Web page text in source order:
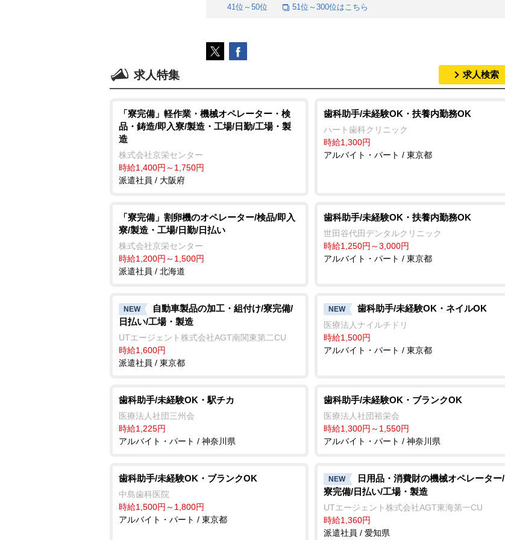
41位～50位
51位～300位はこちら
求人特集 求人検索
「寮完備」軽作業・機械オペレーター・検
品・鋳造/即入寮/製造・工場/日勤/工場・製
造
株式会社京栄センター
時給1,400円～1,750円
派遣社員 / 大阪府
歯科助手/未経験OK・扶養内勤務OK
ハート歯科クリニック
時給1,300円
アルバイト・パート / 東京都
「寮完備」割卵機のオペレーター/検品/即入
寮/製造・工場/日勤/日払い
株式会社京栄センター
時給1,200円～1,500円
派遣社員 / 北海道
歯科助手/未経験OK・扶養内勤務OK
世田谷代田デンタルクリニック
時給1,250円～3,000円
アルバイト・パート / 東京都
NEW
自動車製品の加工・組付け/寮完備/
日払い/工場・製造
UTエージェント株式会社AGT南関東第二CU
時給1,600円
派遣社員 / 東京都
NEW 歯科助手/未経験OK・ネイルOK
医療法人ナイルチドリ
時給1,500円
アルバイト・パート / 東京都
歯科助手/未経験OK・駅チカ
医療法人社団三州会
時給1,225円
アルバイト・パート / 神奈川県
歯科助手/未経験OK・ブランクOK
医療法人社団裕栄会
時給1,300円～1,550円
アルバイト・パート / 神奈川県
歯科助手/未経験OK・ブランクOK
中島歯科医院
時給1,500円～1,800円
アルバイト・パート / 東京都
NEW
日用品・消費財の機械オペレーター/
寮完備/日払い/工場・製造
UTエージェント株式会社AGT東海第一CU
時給1,360円
派遣社員 / 愛知県